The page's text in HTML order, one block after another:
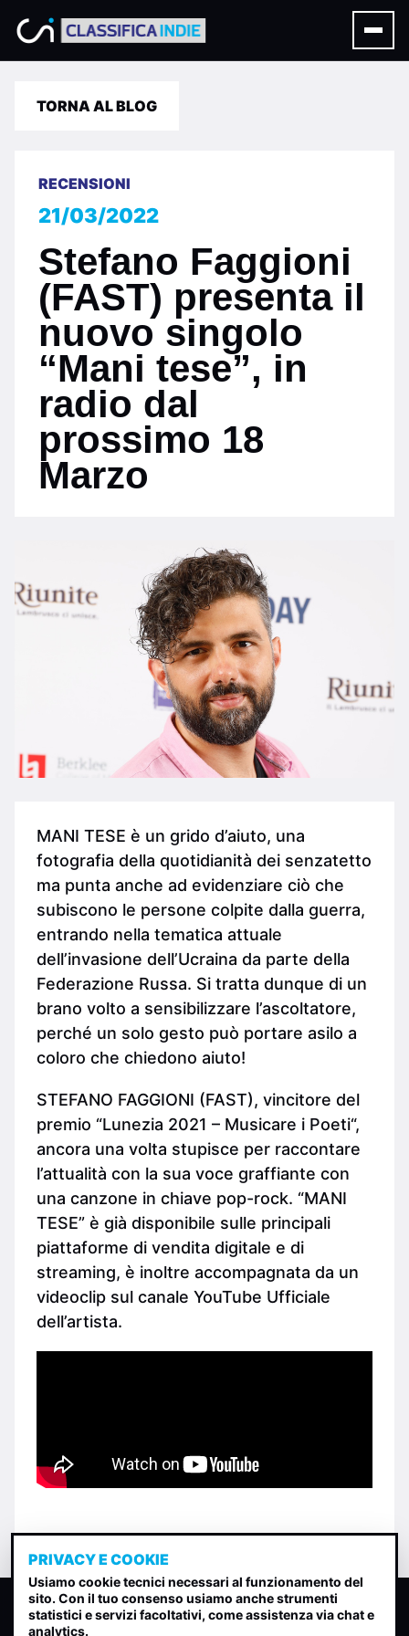
TORNA AL BLOG
RECENSIONI
21/03/2022
Stefano Faggioni
(FAST) presenta il
nuovo singolo
“Mani tese”, in
radio dal
prossimo 18
Marzo
MANI TESE è un grido d’aiuto, una
fotografia della quotidianità dei senzatetto
ma punta anche ad evidenziare ciò che
subiscono le persone colpite dalla guerra,
entrando nella tematica attuale
dell’invasione dell’Ucraina da parte della
Federazione Russa. Si tratta dunque di un
brano volto a sensibilizzare l’ascoltatore,
perché un solo gesto può portare asilo a
coloro che chiedono aiuto!
STEFANO FAGGIONI (FAST), vincitore del
premio “Lunezia 2021 – Musicare i Poeti“,
ancora una volta stupisce per raccontare
l’attualità con la sua voce graffiante con
una canzone in chiave pop-rock. “MANI
TESE” è già disponibile sulle principali
piattaforme di vendita digitale e di
streaming, è inoltre accompagnata da un
videoclip sul canale YouTube Ufficiale
dell’artista.
CLASSIFICA INDIE
Classifica per indice di gradimento generata dall analisi di
PRIVACY E COOKIE
Usiamo cookie tecnici necessari al funzionamento del
sito. Con il tuo consenso usiamo anche strumenti
statistici e servizi facoltativi, come assistenza via chat e
analytics.